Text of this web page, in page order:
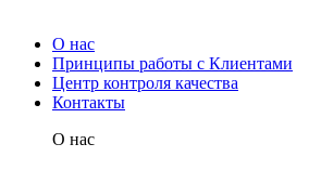
О нас
Принципы работы с Клиентами
Центр контроля качества
Контакты
О нас